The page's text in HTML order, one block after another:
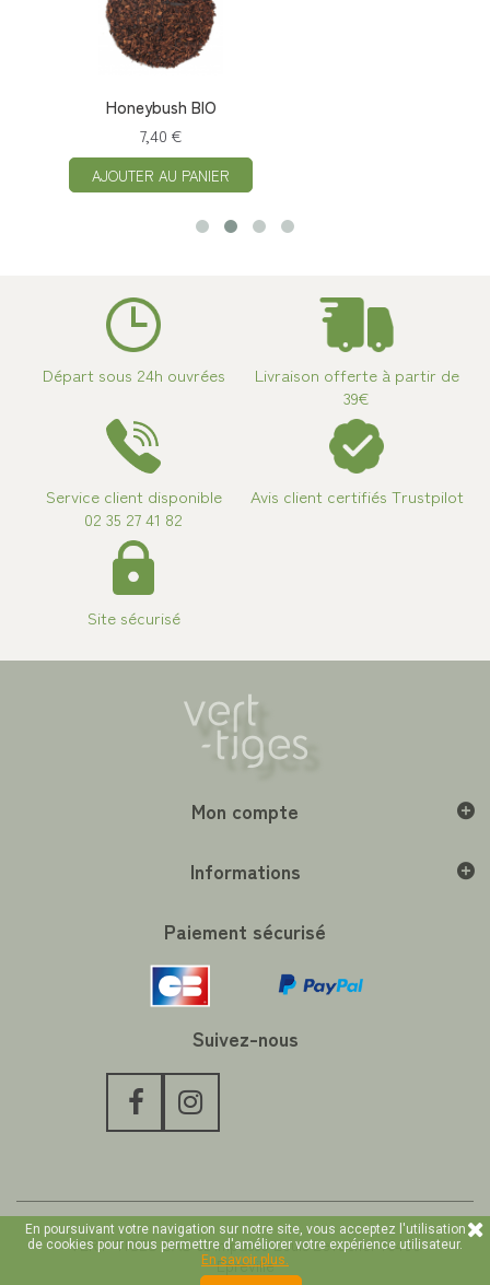
Honeybush BIO
AJOUTER AU PANIER
Départ sous 24h ouvrées
Livraison offerte à partir de
39€
Service client disponible
02 35 27 41 82
Avis client certifiés Trustpilot
Site sécurisé
Mon compte
Informations
Paiement sécurisé
Suivez-nous
VERT-TIGES SAS 62 impasse Louis Levacher 76400
Epreville
En poursuivant votre navigation sur notre site, vous acceptez l'utilisation
de cookies pour nous permettre d'améliorer votre expérience utilisateur.
En savoir plus.